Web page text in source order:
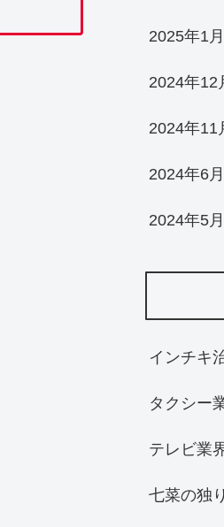
2025年1月
2024年12
2024年11
2024年6月
2024年5月
インチキ
タクシー
テレビ業
七菜の独